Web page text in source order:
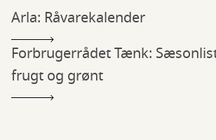
Arla: Råvarekalender
Forbrugerrådet Tænk:
frugt og grønt